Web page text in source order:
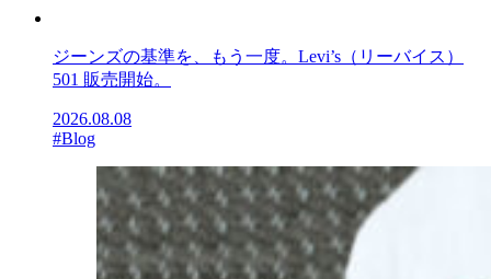
ジーンズの基準を、もう一度。Levi’s（リーバイス）
501 販売開始。
2026.08.08
#Blog